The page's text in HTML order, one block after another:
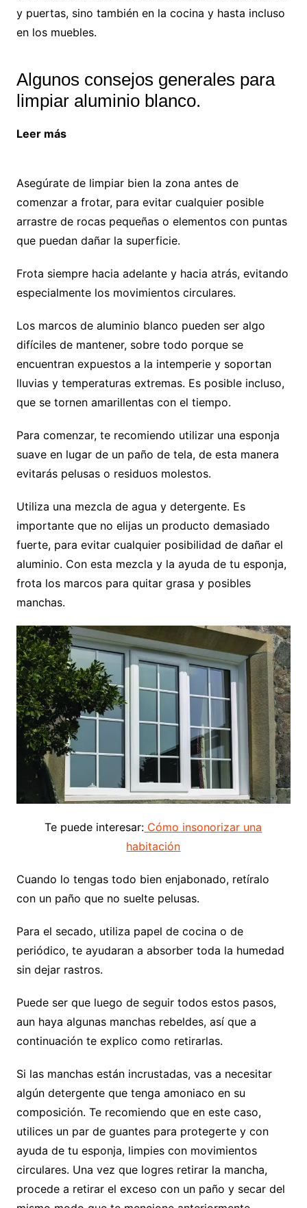
y puertas, sino también en la cocina y hasta incluso
en los muebles.
Algunos consejos generales para
limpiar aluminio blanco.
Leer más
Asegúrate de limpiar bien la zona antes de
comenzar a frotar, para evitar cualquier posible
arrastre de rocas pequeñas o elementos con puntas
que puedan dañar la superficie.
Frota siempre hacia adelante y hacia atrás, evitando
especialmente los movimientos circulares.
Los marcos de aluminio blanco pueden ser algo
difíciles de mantener, sobre todo porque se
encuentran expuestos a la intemperie y soportan
lluvias y temperaturas extremas. Es posible incluso,
que se tornen amarillentas con el tiempo.
Para comenzar, te recomiendo utilizar una esponja
suave en lugar de un paño de tela, de esta manera
evitarás pelusas o residuos molestos.
Utiliza una mezcla de agua y detergente. Es
importante que no elijas un producto demasiado
fuerte, para evitar cualquier posibilidad de dañar el
aluminio. Con esta mezcla y la ayuda de tu esponja,
frota los marcos para quitar grasa y posibles
manchas.
Te puede interesar: Cómo insonorizar una
habitación
Cuando lo tengas todo bien enjabonado, retíralo
con un paño que no suelte pelusas.
Para el secado, utiliza papel de cocina o de
periódico, te ayudaran a absorber toda la humedad
sin dejar rastros.
Puede ser que luego de seguir todos estos pasos,
aun haya algunas manchas rebeldes, así que a
continuación te explico como retirarlas.
Si las manchas están incrustadas, vas a necesitar
algún detergente que tenga amoniaco en su
composición. Te recomiendo que en este caso,
utilices un par de guantes para protegerte y con
ayuda de tu esponja, limpies con movimientos
circulares. Una vez que logres retirar la mancha,
procede a retirar el exceso con un paño y secar del